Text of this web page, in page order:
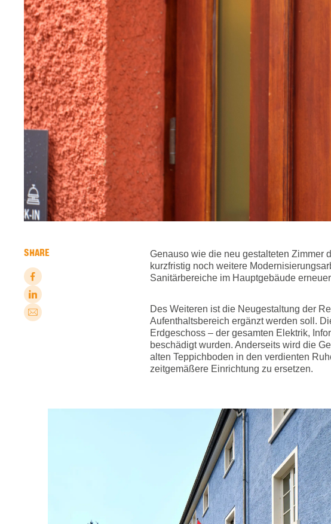
SHARE
Genauso wie die neu gestalteten Zimmer
kurzfristig noch weitere
Sanitärbereiche im Hauptgebäude
Des Weiteren ist die Neugestaltung der
Aufenthaltsbereich ergänzt werden soll.
Erdgeschoss – der gesamten Elektrik,
beschädigt wurden. Anderseits wird die
alten Teppichboden in den verdienten
zeitgemäßere Einrichtung zu ersetzen.